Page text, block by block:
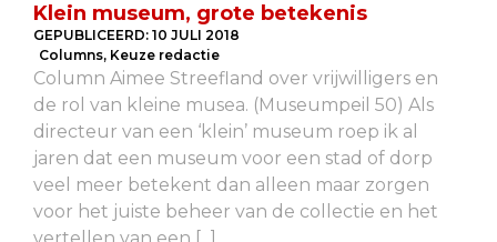
Klein museum, grote betekenis
GEPUBLICEERD: 10 JULI 2018
Columns, Keuze redactie
Column Aimee Streefland over vrijwilligers en
de rol van kleine musea. (Museumpeil 50) Als
directeur van een ‘klein’ museum roep ik al
jaren dat een museum voor een stad of dorp
veel meer betekent dan alleen maar zorgen
voor het juiste beheer van de collectie en het